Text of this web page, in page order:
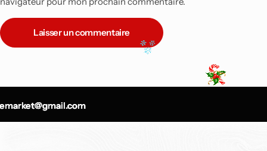
Laisser un commentaire
-9%
Top